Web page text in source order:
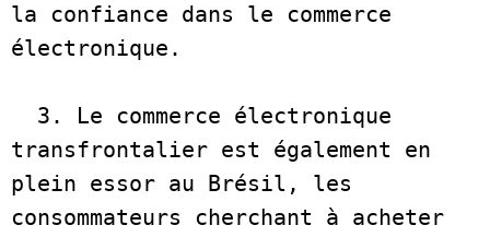
la confiance dans le commerce
électronique.
transfrontalier est également en
plein essor au Brésil, les
consommateurs cherchant à acheter